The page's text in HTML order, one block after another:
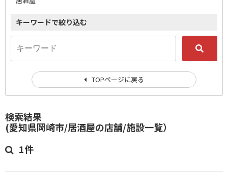
検索結果
(愛知県岡崎市/居酒屋の店舗/施設一覧）
1件
キーワードで絞り込む
TOPページに戻る